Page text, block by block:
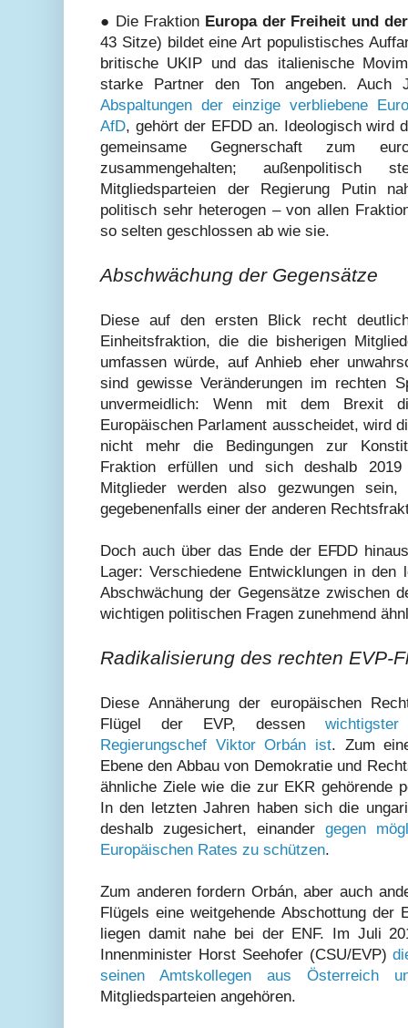
● Die Fraktion Europa der Freiheit und
43 Sitze) bildet eine Art populistisches
britische UKIP und das italienische
starke Partner den Ton angeben. Auch
Abspaltungen der einzige verbliebene
AfD, gehört der EFDD an. Ideologisch wird
gemeinsame Gegnerschaft zum
zusammengehalten;
Mitgliedsparteien der Regierung Putin
politisch sehr heterogen – von allen
so selten geschlossen ab wie sie.
Abschwächung der Gegensätze
Diese auf den ersten Blick recht
Einheitsfraktion, die die bisherigen
umfassen würde, auf Anhieb eher
sind gewisse Veränderungen im rechten
unvermeidlich: Wenn mit dem Brexit
Europäischen Parlament ausscheidet, wird
nicht mehr die Bedingungen zur
Fraktion erfüllen und sich deshalb 2019
Mitglieder werden also gezwungen
gegebenenfalls einer der anderen
Doch auch über das Ende der EFDD
Lager: Verschiedene Entwicklungen in
Abschwächung der Gegensätze zwischen
wichtigen politischen Fragen zunehmend
Radikalisierung des rechten EVP-
Diese Annäherung der europäischen
Flügel der EVP, dessen
Regierungschef Viktor Orbán ist. Zum
Ebene den Abbau von Demokratie und
ähnliche Ziele wie die zur EKR gehörende
In den letzten Jahren haben sich die
deshalb zugesichert, einander gegen
Europäischen Rates zu schützen.
Zum anderen fordern Orbán, aber auch
Flügels eine weitgehende Abschottung der
liegen damit nahe bei der ENF. Im Juli
Innenminister Horst Seehofer (CSU/EVP)
seinen Amtskollegen aus Österreich
Mitgliedsparteien angehören.